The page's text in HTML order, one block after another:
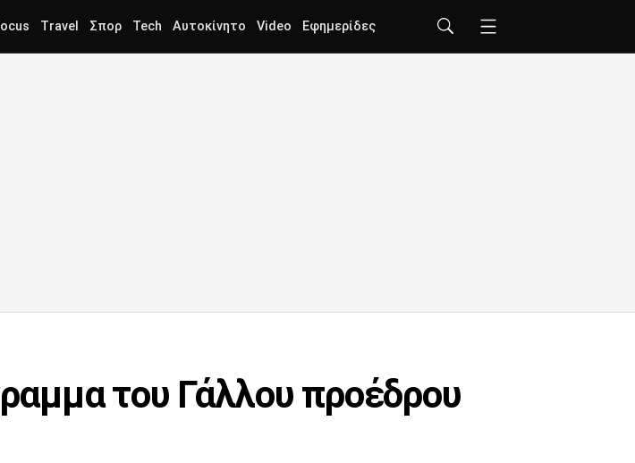
Travel Σπορ Tech Αυτοκίνητο Video Εφημερίδες
του Γάλλου προέδρου